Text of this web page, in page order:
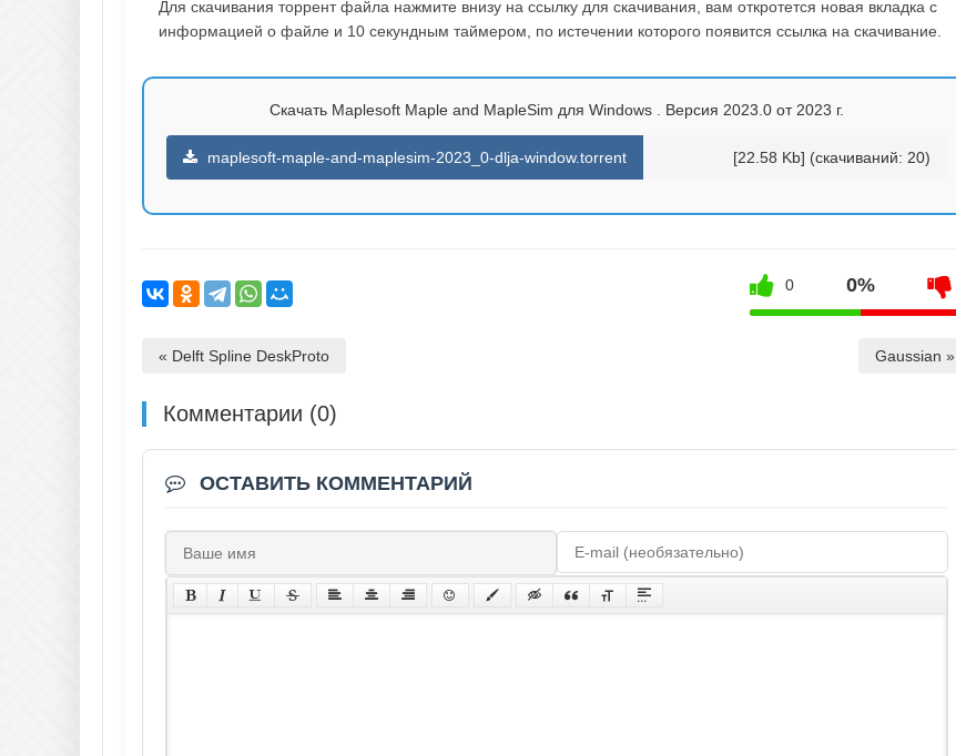
Для скачивания торрент файла нажмите внизу на ссылку для скачивания, вам откротется новая вкладка с
информацией о файле и 10 секундным таймером, по истечении которого появится ссылка на скачивание.
Скачать Maplesoft Maple and MapleSim для Windows . Версия 2023.0 от 2023 г.
maplesoft-maple-and-maplesim-2023_0-dlja-window.torrent [22.58 Kb] (cкачиваний: 20)
0 0%
« Delft Spline DeskProto Gaussian »
Комментарии (0)
ОСТАВИТЬ КОММЕНТАРИЙ